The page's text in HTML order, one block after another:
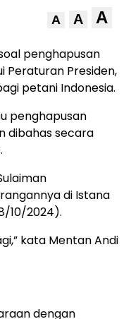
A A A
penghapusan
Peraturan Presiden,
petani Indonesia.
penghapusan
dibahas secara
di Istana
10/2024).
kata Mentan Andi
dengan